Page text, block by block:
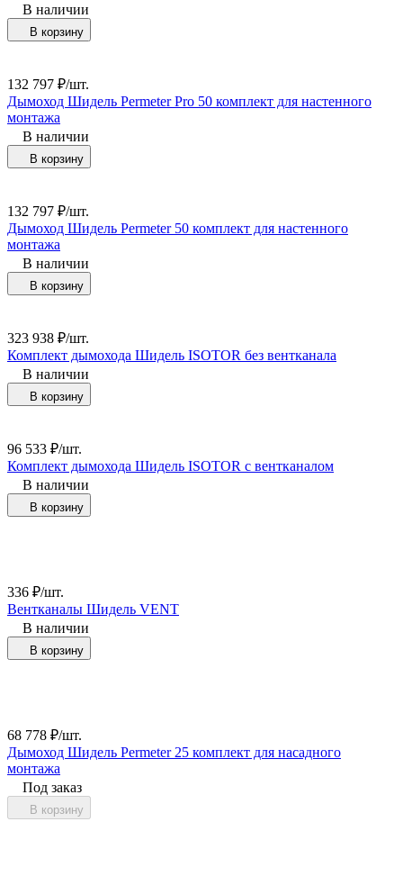
В наличии
В корзину
132 797 ₽/шт.
Дымоход Шидель Permeter Pro 50 комплект для настенного
монтажа
В наличии
В корзину
132 797 ₽/шт.
Дымоход Шидель Permeter 50 комплект для настенного
монтажа
В наличии
В корзину
323 938 ₽/шт.
Комплект дымохода Шидель ISOTOR без вентканала
В наличии
В корзину
96 533 ₽/шт.
Комплект дымохода Шидель ISOTOR с вентканалом
В наличии
В корзину
336 ₽/шт.
Вентканалы Шидель VENT
В наличии
В корзину
68 778 ₽/шт.
Дымоход Шидель Permeter 25 комплект для насадного
монтажа
Под заказ
В корзину